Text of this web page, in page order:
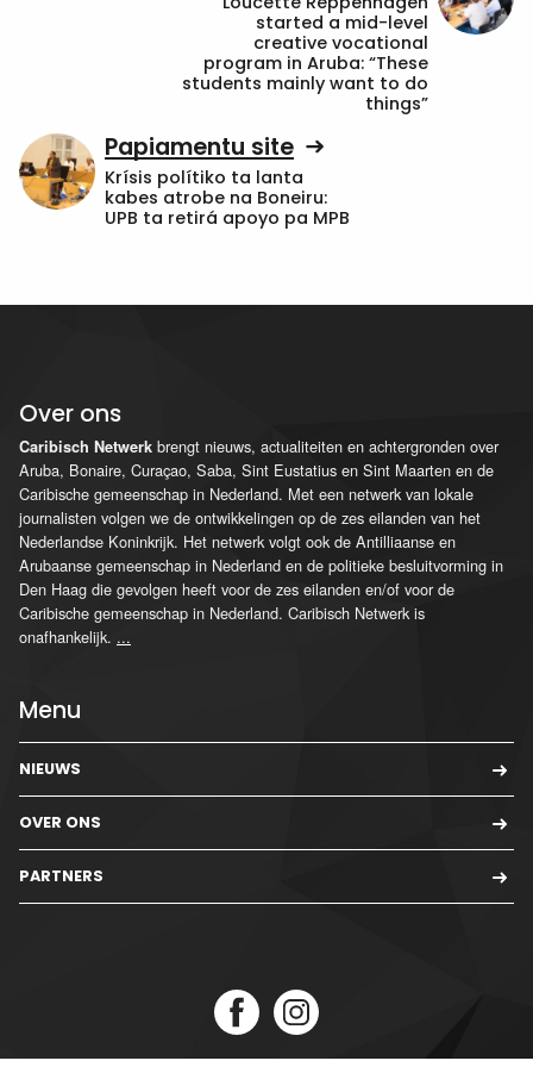
started a mid-level
creative vocational
program in Aruba: “These
students mainly want to do
things”
Papiamentu site
Krísis polítiko ta lanta
kabes atrobe na Boneiru:
UPB ta retirá apoyo pa MPB
Over ons
Caribisch Netwerk brengt nieuws, actualiteiten en achtergronden over
Aruba, Bonaire, Curaçao, Saba, Sint Eustatius en Sint Maarten en de
Caribische gemeenschap in Nederland. Met een netwerk van lokale
journalisten volgen we de ontwikkelingen op de zes eilanden van het
Nederlandse Koninkrijk. Het netwerk volgt ook de Antilliaanse en
Arubaanse gemeenschap in Nederland en de politieke besluitvorming in
Den Haag die gevolgen heeft voor de zes eilanden en/of voor de
Caribische gemeenschap in Nederland. Caribisch Netwerk is
onafhankelijk. ...
Menu
NIEUWS
OVER ONS
PARTNERS